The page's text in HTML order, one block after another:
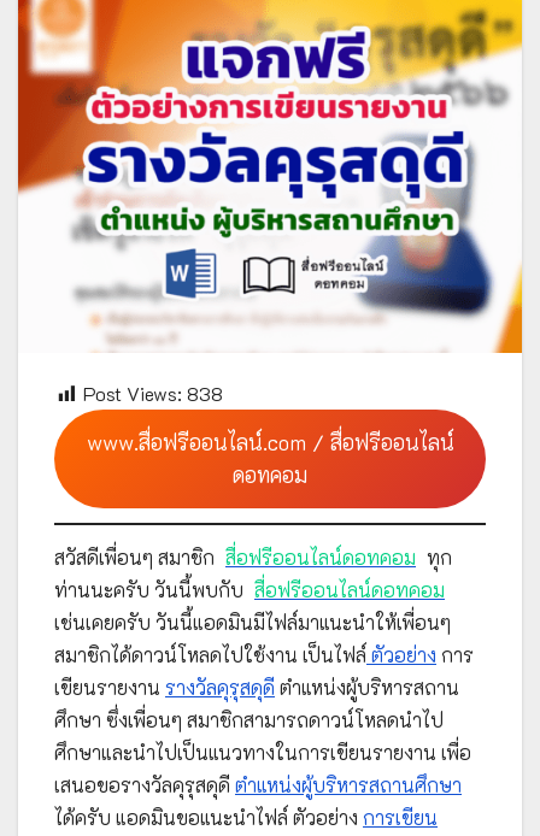
Post Views: 838
www.สื่อฟรีออนไลน์.com / สื่อฟรีออนไลน์
ดอทคอม
สวัสดีเพื่อนๆ สมาชิก สื่อฟรีออนไลน์ดอทคอม ทุก
ท่านนะครับ วันนี้พบกับ สื่อฟรีออนไลน์ดอทคอม
เช่นเคยครับ วันนี้แอดมินมีไฟล์มาแนะนำให้เพื่อนๆ
สมาชิกได้ดาวน์โหลดไปใช้งาน เป็นไฟล์ ตัวอย่าง การ
เขียนรายงาน รางวัลคุรุสดุดี ตำแหน่งผู้บริหารสถาน
ศึกษา ซึ่งเพื่อนๆ สมาชิกสามารถดาวน์โหลดนำไป
ศึกษาและนำไปเป็นแนวทางในการเขียนรายงาน เพื่อ
เสนอขอรางวัลคุรุสดุดี ตำแหน่งผู้บริหารสถานศึกษา
ได้ครับ แอดมินขอแนะนำไฟล์ ตัวอย่าง การเขียน